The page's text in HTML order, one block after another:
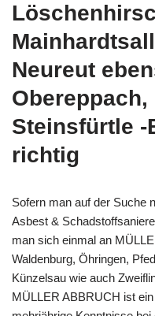
Neureut
Steinsfürtle -
richtig
Sofern man auf der Suche
Asbest &
man sich einmal an
Waldenburg, Öhringen,
Künzelsau wie auch
MÜLLER ABBRUCH ist